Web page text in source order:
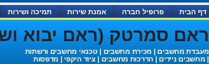
דף הבית פרופיל חברה אמנת שירות תמיכה ושירות
ראם סמרטק (ראם יבוא
מעבדת מחשבים | מכירת מחשבים | טכנאי מחשבים ורשתות
| מחשבים ניידים | הדרכות מחשבים | ציוד היקפי | מדפסות